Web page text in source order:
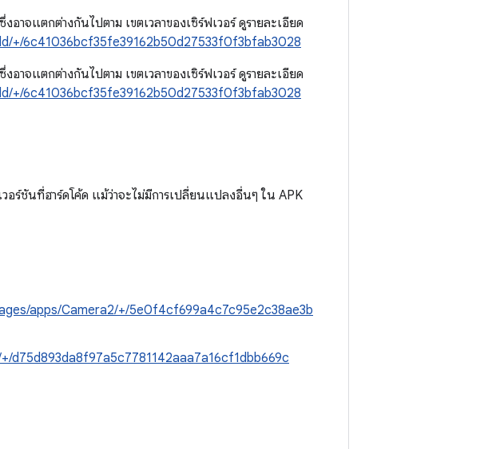
อาจแตกต่างกันไปตาม เขตเวลาของเซิร์ฟเวอร์ ดูรายละเอียด
+/6c41036bcf35fe39162b50d27533f0f3bfab3028
อาจแตกต่างกันไปตาม เขตเวลาของเซิร์ฟเวอร์ ดูรายละเอียด
+/6c41036bcf35fe39162b50d27533f0f3bfab3028
วอร์ชันที่ฮาร์ดโค้ด แม้ว่าจะไม่มีการเปลี่ยนแปลงอื่นๆ ใน APK
apps/Camera2/+/5e0f4cf699a4c7c95e2c38ae3b